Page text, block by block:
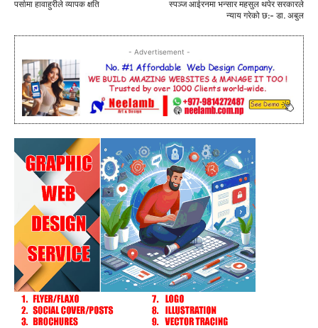
पर्सामा हावाहुरीले व्यापक क्षति
स्पञ्ज आईरनमा भन्सार महसुल थपेर सरकारले
न्याय गरेको छ:- डा. अबुल
- Advertisement -